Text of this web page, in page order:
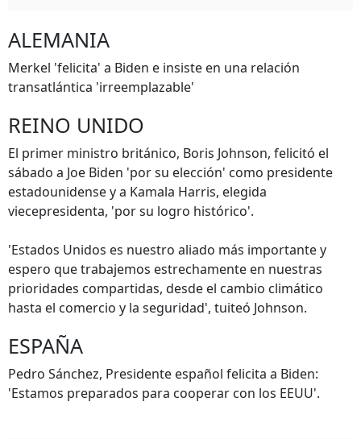
ALEMANIA
Merkel 'felicita' a Biden e insiste en una relación
transatlántica 'irreemplazable'
REINO UNIDO
El primer ministro británico, Boris Johnson, felicitó el
sábado a Joe Biden 'por su elección' como presidente
estadounidense y a Kamala Harris, elegida
viecepresidenta, 'por su logro histórico'.
'Estados Unidos es nuestro aliado más importante y
espero que trabajemos estrechamente en nuestras
prioridades compartidas, desde el cambio climático
hasta el comercio y la seguridad', tuiteó Johnson.
ESPAÑA
Pedro Sánchez, Presidente español felicita a Biden:
'Estamos preparados para cooperar con los EEUU'.